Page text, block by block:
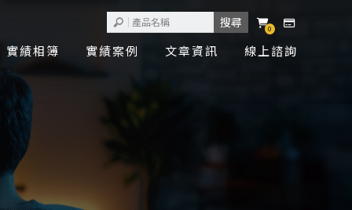
0
實績相簿 實績案例 文章資訊 線上諮詢